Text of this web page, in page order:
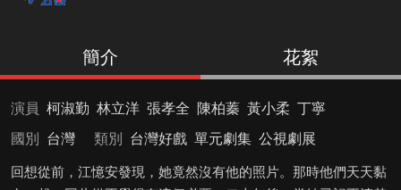
簡介 花絮
演員 柯淑勤 林立洋 張孝全 陳柏蓁 黃小柔 丁寧
國別
台灣 類別 台灣好戲 單元劇集 公視劇展
回想從前，江憶安發現，她竟然沒有他的照片。那時他們天天黏